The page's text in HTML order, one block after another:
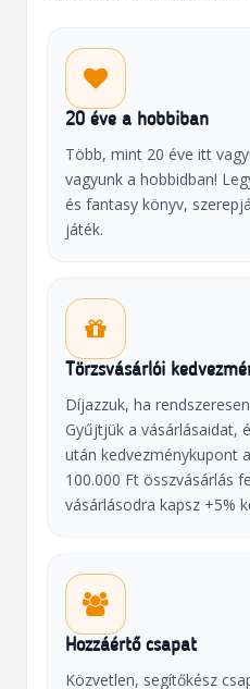
20 éve a hobbiban
Több, mint 20 éve itt
vagyunk a hobbidban!
és fantasy könyv,
játék.
Törzsvásárlói
Díjazzuk, ha
Gyűjtjük a vásárlásaidat,
után kedvezménykupont
100.000 Ft összvásárlás
vásárlásodra kapsz +5%
Hozzáértő csapat
Közvetlen, segítőkész